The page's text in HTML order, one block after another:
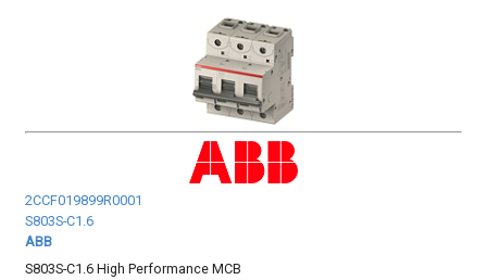
2CCF019899R0001
S803S-C1.6
ABB
S803S-C1.6 High Performance MCB